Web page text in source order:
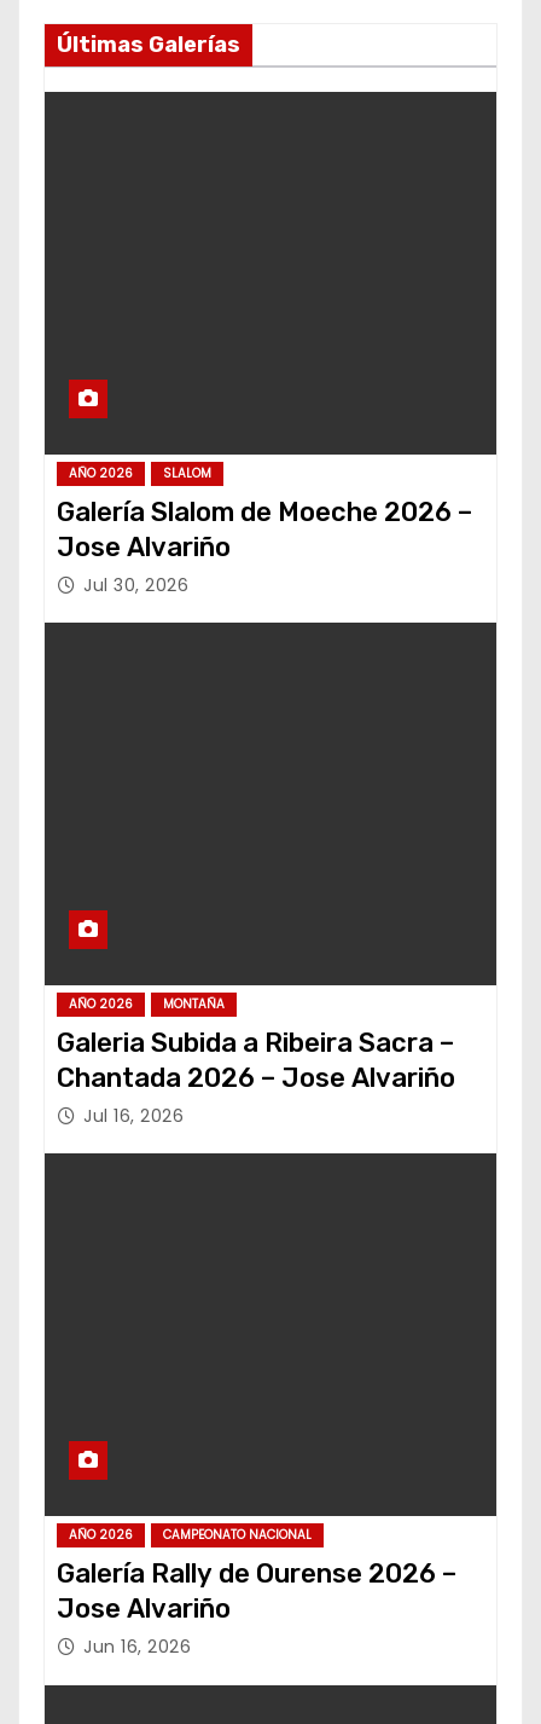
Últimas Galerías
AÑO 2026 SLALOM
Galería Slalom de Moeche 2026 –
Jose Alvariño
Jul 30, 2026
AÑO 2026 MONTAÑA
Galeria Subida a Ribeira Sacra –
Chantada 2026 – Jose Alvariño
Jul 16, 2026
AÑO 2026 CAMPEONATO NACIONAL
Galería Rally de Ourense 2026 –
Jose Alvariño
Jun 16, 2026